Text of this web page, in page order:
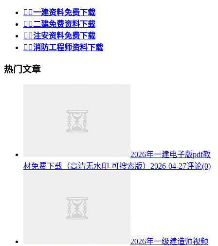
 一建资料免费下载
 二建免费资料下载
 注安资料免费下载
 消防工程师资料下载
热门文章
2026年一建电子版pdf教
材免费下载（高清无水印-可搜索版） 2026-04-27评论(0)
2026年一级建造师视频